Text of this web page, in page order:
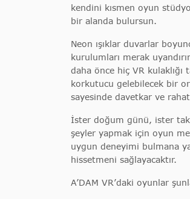
kendini kısmen oyun
bir alanda bulursun.
Neon ışıklar duvarlar
kurulumları merak
daha önce hiç VR
korkutucu gelebilecek bir
sayesinde davetkar ve
İster doğum günü, ister
şeyler yapmak için oyun
uygun deneyimi bulmana
hissetmeni sağlayacaktır.
A’DAM VR’daki oyunlar